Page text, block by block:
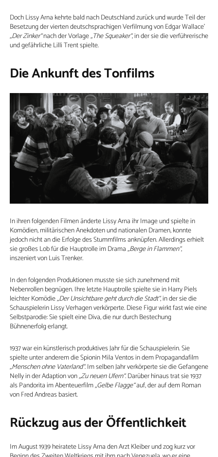
Doch Lissy Arna kehrte bald nach Deutschland zurück und wurde Teil der
Besetzung der vierten deutschsprachigen Verfilmung von Edgar Wallace’
„Der Zinker“nach der Vorlage„The Squeaker“, in der sie die verführerische
und gefährliche Lilli Trent spielte.
Die Ankunft des Tonfilms
In ihren folgenden Filmen änderte Lissy Arna ihr Image und spielte in
Komödien, militärischen Anekdoten und nationalen Dramen, konnte
jedoch nicht an die Erfolge des Stummfilms anknüpfen. Allerdings erhielt
sie großes Lob für die Hauptrolle im Drama„Berge in Flammen“,
inszeniert von Luis Trenker.
In den folgenden Produktionen musste sie sich zunehmend mit
Nebenrollen begnügen. Ihre letzte Hauptrolle spielte sie in Harry Piels
leichter Komödie„Der Unsichtbare geht durch die Stadt“, in der sie die
Schauspielerin Lissy Verhagen verkörperte. Diese Figur wirkt fast wie eine
Selbstparodie: Sie spielt eine Diva, die nur durch Bestechung
Bühnenerfolg erlangt.
1937 war ein künstlerisch produktives Jahr für die Schauspielerin. Sie
spielte unter anderem die Spionin Mila Ventos in dem Propagandafilm
„Menschen ohne Vaterland“. Im selben Jahr verkörperte sie die Gefangene
Nelly in der Adaption von„Zu neuen Ufern“. Darüber hinaus trat sie 1937
als Pandorita im Abenteuerfilm„Gelbe Flagge“auf, der auf dem Roman
von Fred Andreas basiert.
Rückzug aus der Öffentlichkeit
Im August 1939 heiratete Lissy Arna den Arzt Kleiber und zog kurz vor